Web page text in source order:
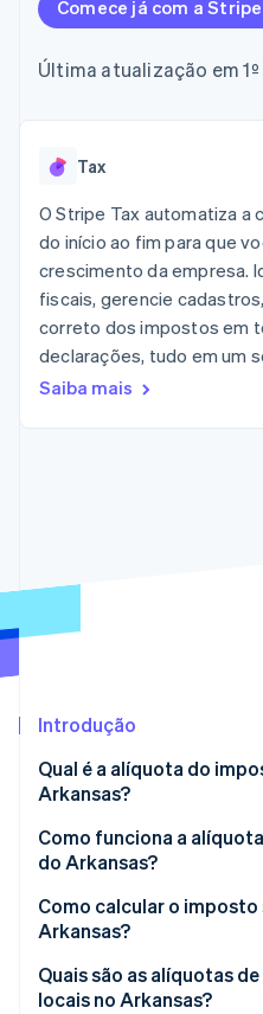
flexíveis de IU
Formas de
Acesso a mais
presenciais
Authorization
Boost
Otimizações
de aceitação
Link
Checkout
acelerado
Financial
Connections
Dados de
contas
vinculadas
Radar
Atlas
Remoção de carbono
Verificação de identidade
Stripe Sessions 2026
Veja como a Stripe
SaaS
Empresas
Economia
Jogos
e lazer
Seguros
Gerenciar
uso
Emita
Recursos
Exemplos
Plano de
Carreiras
Contato
Fale com a
vendas
Seja um
Comece já com a Stripe
Última atualização em
Tax
O Stripe Tax automatiza a
do início ao fim para que
crescimento da empresa.
fiscais, gerencie
correto dos impostos em
declarações, tudo em um
Saiba mais
Introdução
Qual é a alíquota do
Arkansas?
Como funciona a
do Arkansas?
Vendedores no estado
Como calcular o imposto
Arkansas?
Quais são as alíquotas
locais no Arkansas?